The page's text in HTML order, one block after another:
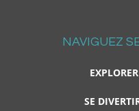
NAVIGUEZ
EXPLORER
SE